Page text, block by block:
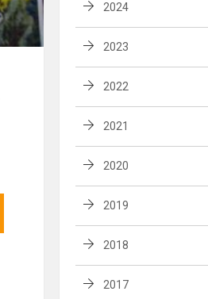
2024
2023
2022
2021
2020
2019
2018
2017